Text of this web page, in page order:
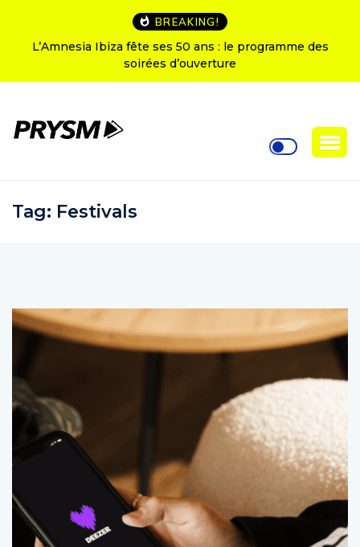
BREAKING!
L’Amnesia Ibiza fête ses 50 ans : le programme des
soirées d’ouverture
Tag: Festivals